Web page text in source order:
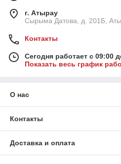
г. Атырау
Сырыма Датова, д. 201Б,
Контакты
Сегодня работает с 09:00
Показать весь график
О нас
Контакты
Доставка и оплата